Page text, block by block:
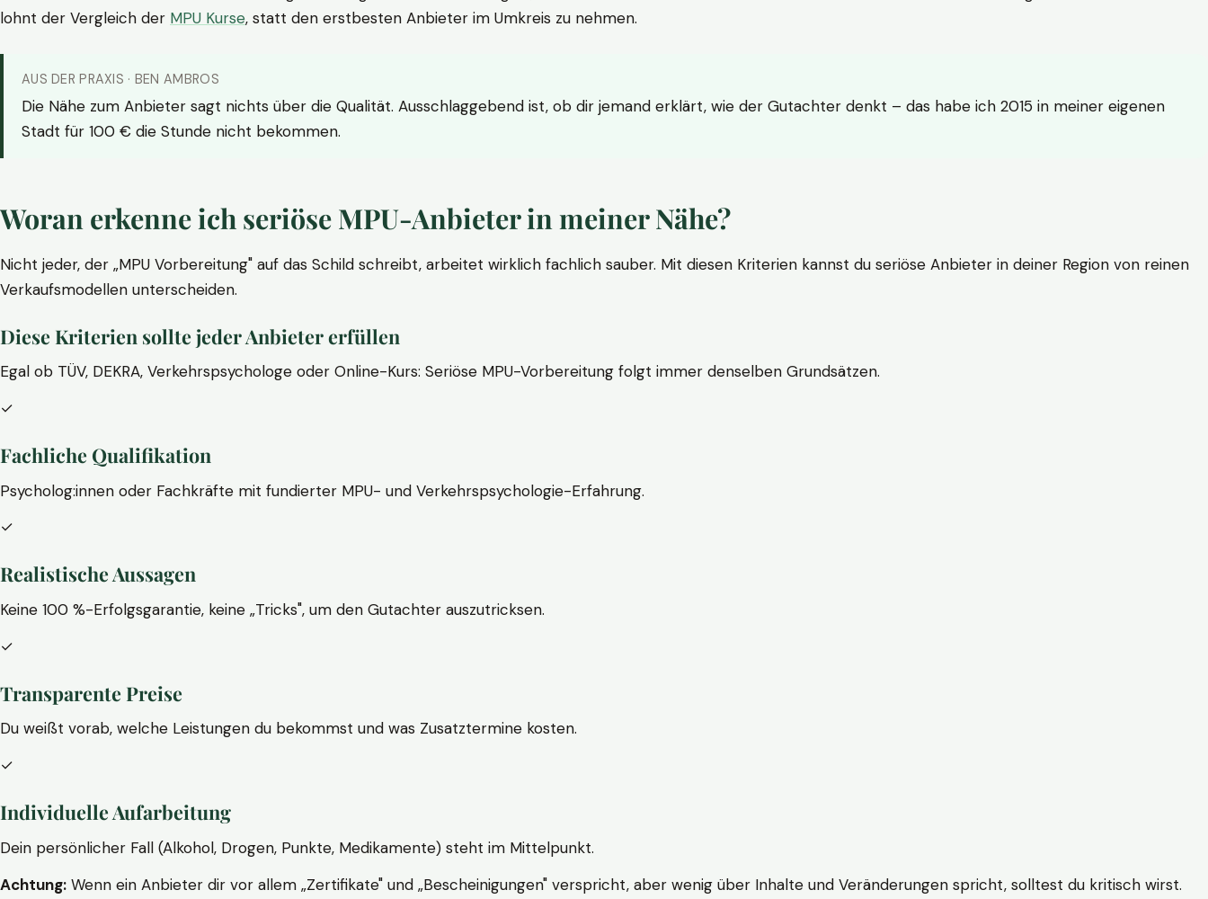
lohnt der Vergleich der MPU Kurse, statt den erstbesten Anbieter im Umkreis zu nehmen.
AUS DER PRAXIS · BEN AMBROS
Die Nähe zum Anbieter sagt nichts über die Qualität. Ausschlaggebend ist, ob dir jemand erklärt, wie der Gutachter denkt – das habe ich 2015 in meiner eigenen
Stadt für 100 € die Stunde nicht bekommen.
Woran erkenne ich seriöse MPU-Anbieter in meiner Nähe?
Nicht jeder, der „MPU Vorbereitung" auf das Schild schreibt, arbeitet wirklich fachlich sauber. Mit diesen Kriterien kannst du seriöse Anbieter in deiner Region von reinen
Verkaufsmodellen unterscheiden.
Diese Kriterien sollte jeder Anbieter erfüllen
Egal ob TÜV, DEKRA, Verkehrspsychologe oder Online-Kurs: Seriöse MPU-Vorbereitung folgt immer denselben Grundsätzen.
✓
Fachliche Qualifikation
Psycholog:innen oder Fachkräfte mit fundierter MPU- und Verkehrspsychologie-Erfahrung.
✓
Realistische Aussagen
Keine 100 %-Erfolgsgarantie, keine „Tricks", um den Gutachter auszutricksen.
✓
Transparente Preise
Du weißt vorab, welche Leistungen du bekommst und was Zusatztermine kosten.
✓
Individuelle Aufarbeitung
Dein persönlicher Fall (Alkohol, Drogen, Punkte, Medikamente) steht im Mittelpunkt.
Achtung: Wenn ein Anbieter dir vor allem „Zertifikate" und „Bescheinigungen" verspricht, aber wenig über Inhalte und Veränderungen spricht, solltest du kritisch wirst.